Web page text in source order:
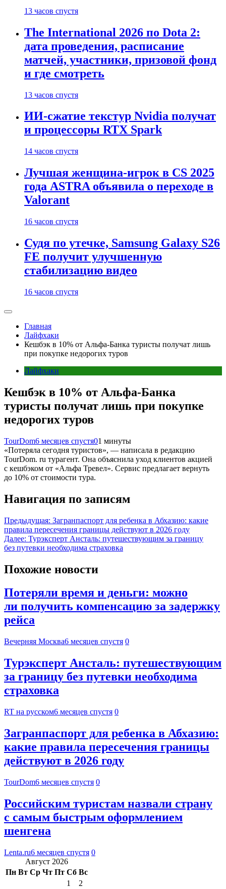
13 часов спустя
The International 2026 по Dota 2:
дата проведения, расписание
матчей, участники, призовой фонд
и где смотреть
13 часов спустя
ИИ-сжатие текстур Nvidia получат
и процессоры RTX Spark
14 часов спустя
Лучшая женщина-игрок в CS 2025
года ASTRA объявила о переходе в
Valorant
16 часов спустя
Судя по утечке, Samsung Galaxy S26
FE получит улучшенную
стабилизацию видео
16 часов спустя
Главная
Лайфхаки
Кешбэк в 10% от Альфа-Банка туристы получат лишь
при покупке недорогих туров
Лайфхаки
Кешбэк в 10% от Альфа-Банка
туристы получат лишь при покупке
недорогих туров
TourDom6 месяцев спустя01 минуты
«Потеряла сегодня туристов», — написала в редакцию
TourDom. ru турагент. Она объяснила уход клиентов акцией
с кешбэком от «Альфа Тревел». Сервис предлагает вернуть
до 10% от стоимости тура.
Навигация по записям
Предыдущая: Загранпаспорт для ребенка в Абхазию: какие
правила пересечения границы действуют в 2026 году
Далее: Турэксперт Ансталь: путешествующим за границу
без путевки необходима страховка
Похожие новости
Потеряли время и деньги: можно
ли получить компенсацию за задержку
рейса
Вечерняя Москва6 месяцев спустя 0
Турэксперт Ансталь: путешествующим
за границу без путевки необходима
страховка
RT на русском6 месяцев спустя 0
Загранпаспорт для ребенка в Абхазию:
какие правила пересечения границы
действуют в 2026 году
TourDom6 месяцев спустя 0
Российским туристам назвали страну
с самым быстрым оформлением
шенгена
Lenta.ru6 месяцев спустя 0
Август 2026
Пн Вт Ср Чт Пт Сб Вс
1
2